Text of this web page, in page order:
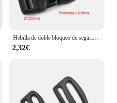
Hebilla de doble bloqueo de seguridad ajustable para cinturones tácticos, correas para mochila, accesorios para Collar de perro, plástico negro
2,32€